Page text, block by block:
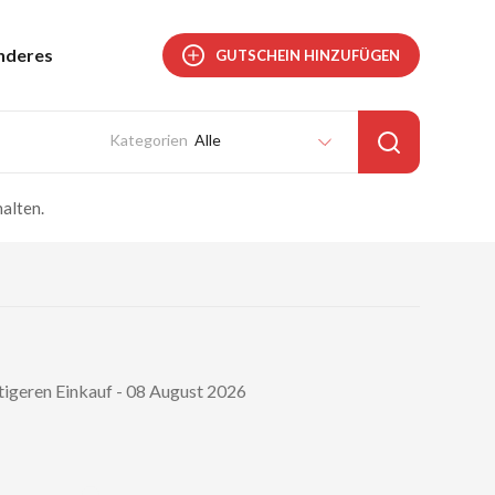
GUTSCHEIN HINZUFÜGEN
Alle
Einkauf - 08 August 2026